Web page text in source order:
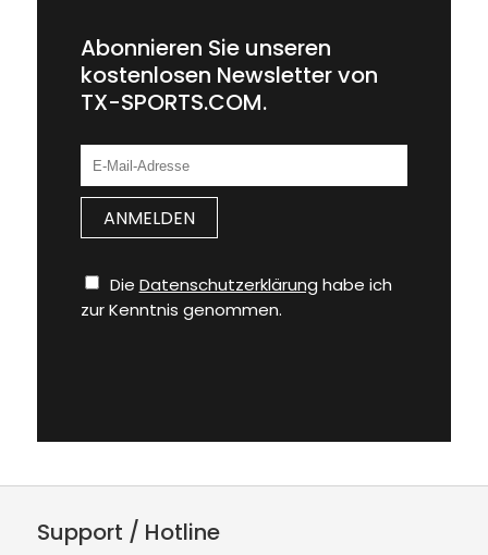
Abonnieren Sie unseren
kostenlosen Newsletter von
TX-SPORTS.COM.
Die Datenschutzerklärung habe ich
zur Kenntnis genommen.
Support / Hotline